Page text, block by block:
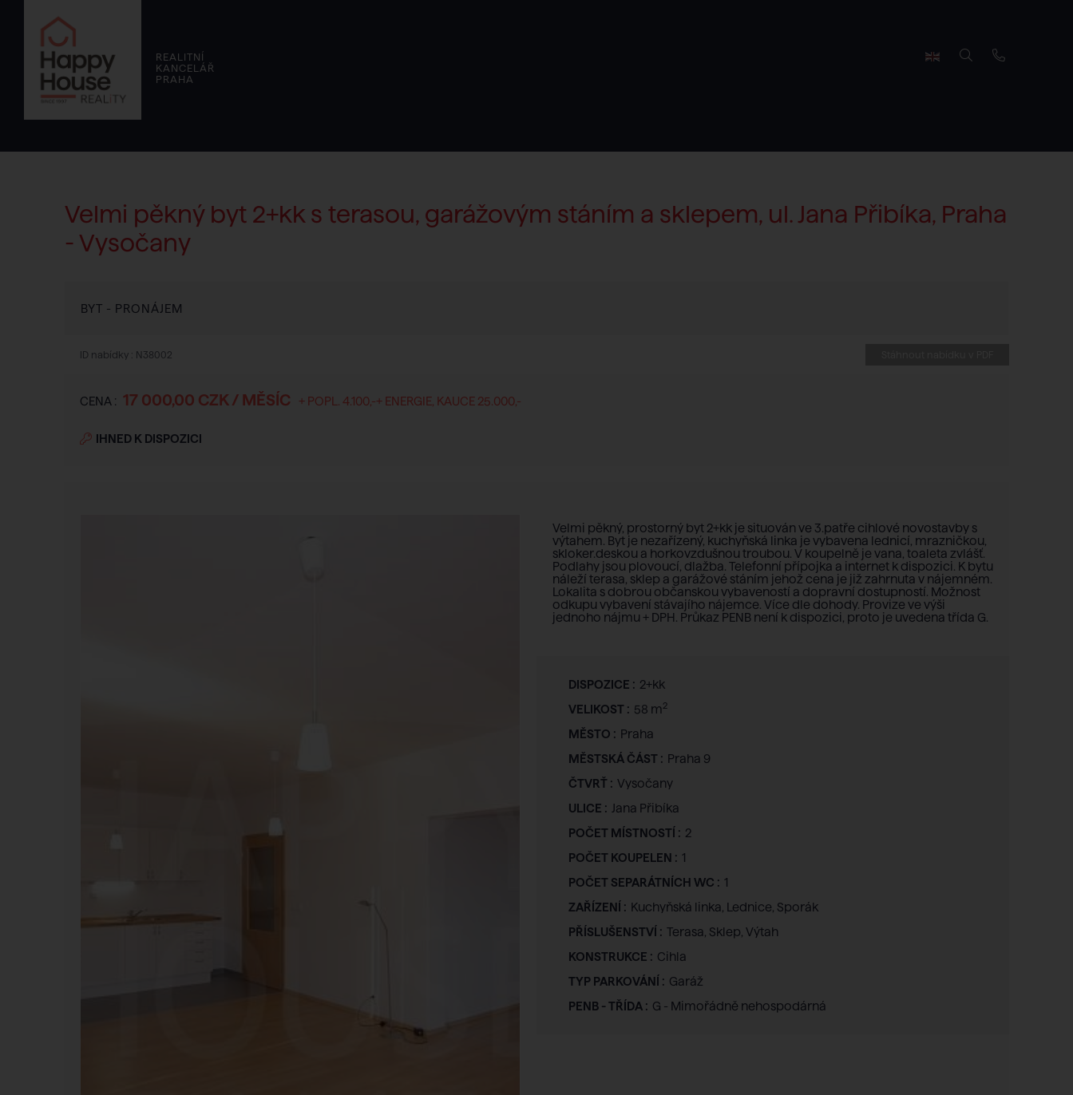
REALITNÍ
KANCELÁŘ
PRAHA
Velmi pěkný byt 2+kk s terasou, garážovým stáním a sklepem, ul. Jana Přibíka, Praha
- Vysočany
BYT - PRONÁJEM
ID nabídky : N38002
CENA : 17 000,00 CZK / MĚSÍC + POPL. 4.100,-+ ENERGIE, KAUCE 25.000,-
IHNED K DISPOZICI
Velmi pěkný, prostorný byt 2+kk je situován ve 3.patře cihlové novostavby s
výtahem. Byt je nezařízený, kuchyňská linka je vybavena lednicí, mrazničkou,
skloker.deskou a horkovzdušnou troubou. V koupelně je vana, toaleta zvlášť.
Podlahy jsou plovoucí, dlažba. Telefonní přípojka a internet k dispozici. K bytu
náleží terasa, sklep a garážové stáním jehož cena je již zahrnuta v nájemném.
Lokalita s dobrou občanskou vybaveností a dopravní dostupností. Možnost
odkupu vybavení stávajího nájemce. Více dle dohody. Provize ve výši
jednoho nájmu + DPH. Průkaz PENB není k dispozici, proto je uvedena třída G.
DISPOZICE : 2+kk
VELIKOST : 58 m2
MĚSTO : Praha
MĚSTSKÁ ČÁST : Praha 9
ČTVRŤ : Vysočany
ULICE : Jana Přibíka
POČET MÍSTNOSTÍ : 2
POČET KOUPELEN : 1
POČET SEPARÁTNÍCH WC : 1
ZAŘÍZENÍ : Kuchyňská linka, Lednice, Sporák
PŘÍSLUŠENSTVÍ : Terasa, Sklep, Výtah
KONSTRUKCE : Cihla
TYP PARKOVÁNÍ : Garáž
PENB - TŘÍDA : G - Mimořádně nehospodárná